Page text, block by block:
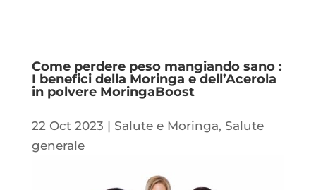
Come perdere peso mangiando sano :
I benefici della Moringa e dell’Acerola
in polvere MoringaBoost
22 Oct 2023 | Salute e Moringa, Salute
generale